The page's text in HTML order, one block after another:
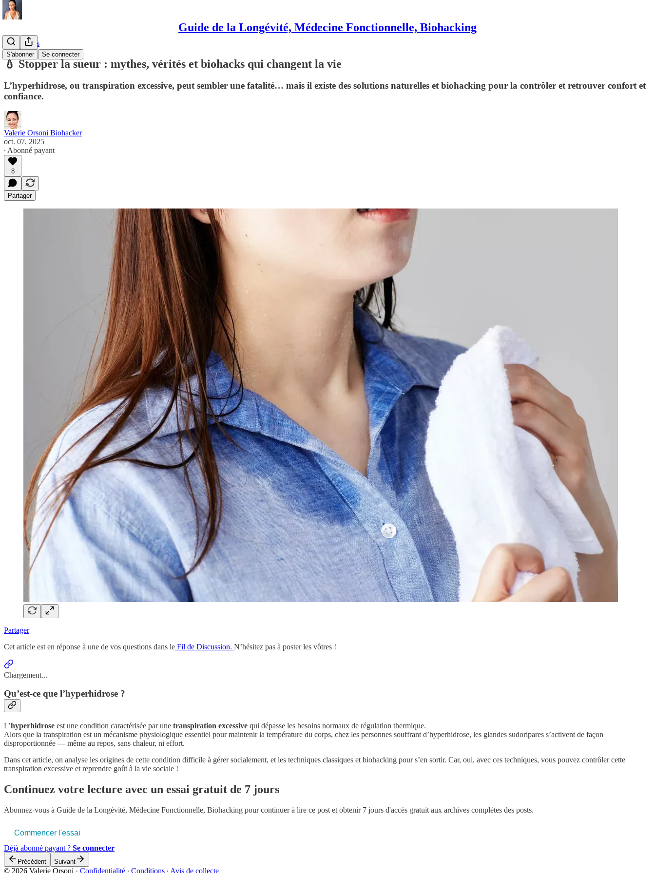
Guide de la Longévité, Médecine Fonctionnelle, Biohacking
S'abonner Se connecter
Traitements
💧 Stopper la sueur : mythes, vérités et biohacks qui changent la vie
L’hyperhidrose, ou transpiration excessive, peut sembler une fatalité… mais il existe des solutions naturelles et biohacking pour la contrôler et retrouver confort et
confiance.
Valerie Orsoni Biohacker
oct. 07, 2025
∙ Abonné payant
8
Partager
Partager
Cet article est en réponse à une de vos questions dans le Fil de Discussion. N’hésitez pas à poster les vôtres !
Chargement...
Qu’est-ce que l’hyperhidrose ?
L’hyperhidrose est une condition caractérisée par une transpiration excessive qui dépasse les besoins normaux de régulation thermique.
Alors que la transpiration est un mécanisme physiologique essentiel pour maintenir la température du corps, chez les personnes souffrant d’hyperhidrose, les glandes sudoripares s’activent de façon
disproportionnée — même au repos, sans chaleur, ni effort.
Dans cet article, on analyse les origines de cette condition difficile à gérer socialement, et les techniques classiques et biohacking pour s’en sortir. Car, oui, avec ces techniques, vous pouvez contrôler cette
transpiration excessive et reprendre goût à la vie sociale !
Continuez votre lecture avec un essai gratuit de 7 jours
Abonnez-vous à Guide de la Longévité, Médecine Fonctionnelle, Biohacking pour continuer à lire ce post et obtenir 7 jours d'accès gratuit aux archives complètes des posts.
Commencer l'essai
Déjà abonné payant ? Se connecter
Précédent Suivant
© 2026 Valerie Orsoni · Confidentialité ∙ Conditions ∙ Avis de collecte